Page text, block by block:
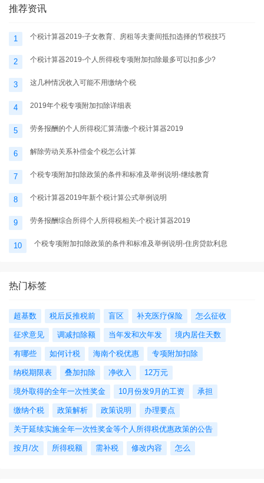
推荐资讯
1 个税计算器2019-子女教育、房租等夫妻间抵扣选择的节税技巧
2 个税计算器2019-个人所得税专项附加扣除最多可以扣多少?
3 这几种情况收入可能不用缴纳个税
4 2019年个税专项附加扣除详细表
5 劳务报酬的个人所得税汇算清缴-个税计算器2019
6 解除劳动关系补偿金个税怎么计算
7 个税专项附加扣除政策的条件和标准及举例说明-继续教育
8 个税计算器2019年新个税计算公式举例说明
9 劳务报酬综合所得个人所得税相关-个税计算器2019
10 个税专项附加扣除政策的条件和标准及举例说明-住房贷款利息
热门标签
超基数 税后反推税前 盲区 补充医疗保险 怎么征收
征求意见 调减扣除额 当年发和次年发 境内居住天数
有哪些 如何计税 海南个税优惠 专项附加扣除
纳税期限表 叠加扣除 净收入 12万元
境外取得的全年一次性奖金 10月份发9月的工资 承担
缴纳个税 政策解析 政策说明 办理要点
关于延续实施全年一次性奖金等个人所得税优惠政策的公告
按月/次 所得税额 需补税 修改内容 怎么